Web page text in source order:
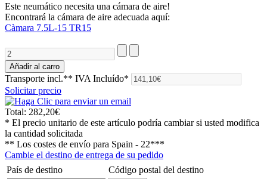
Este neumático necesita una cámara de aire!
Encontrará la cámara de aire adecuada aquí:
Càmara 7.5L-15 TR15
Transporte incl.** IVA Incluído*
Solicitar precio
Total: 282,20€
* El precio unitario de este artículo podría cambiar si usted modifica
la cantidad solicitada
** Los costes de envío para Spain - 22***
Cambie el destino de entrega de su pedido
País de destino
Código postal del destino